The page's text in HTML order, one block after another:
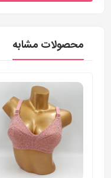
محصولات مشابه